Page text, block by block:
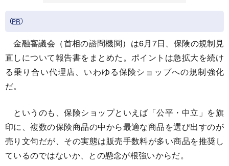
金融審議会（首相の諮問機関）は6月7日、保険の規制見
直しについて報告書をまとめた。ポイントは急拡大を続け
る乗り合い代理店、いわゆる保険ショップへの規制強化
だ。
というのも、保険ショップといえば「公平・中立」を旗
印に、複数の保険商品の中から最適な商品を選び出すのが
売り文句だが、その実態は販売手数料が多い商品を推奨し
ているのではないか、との懸念が根強いからだ。